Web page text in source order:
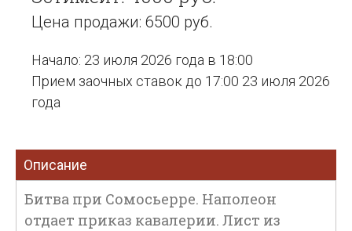
Цена продажи: 6500 руб.
Начало: 23 июля 2026 года в 18:00
Прием заочных ставок до 17:00 23 июля 2026
года
Описание
Битва при Сомосьерре. Наполеон
отдает приказ кавалерии. Лист из